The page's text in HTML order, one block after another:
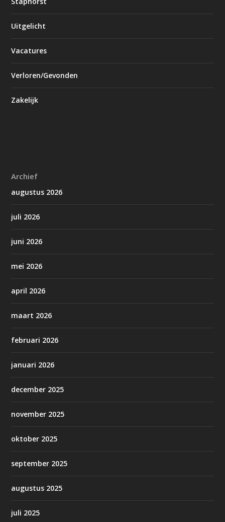
Uitgelicht
Vacatures
Verloren/Gevonden
Zakelijk
Archief
augustus 2026
juli 2026
juni 2026
mei 2026
april 2026
maart 2026
februari 2026
januari 2026
december 2025
november 2025
oktober 2025
september 2025
augustus 2025
juli 2025